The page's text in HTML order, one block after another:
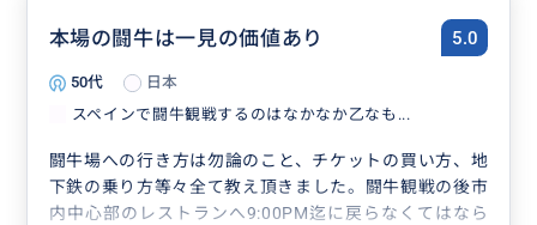
本場の闘牛は一見の価値あり 5.0
50代
日本
スペインで闘牛観戦するのはなかなか乙なも...
闘牛場への行き方は勿論のこと、チケットの買い方、地
下鉄の乗り方等々全て教え頂きました。闘牛観戦の後市
内中心部のレストランへ9:00PM迄に戻らなくてはなら